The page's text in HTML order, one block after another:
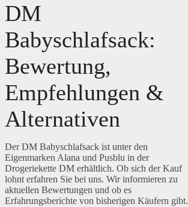
DM
Babyschlafsack:
Bewertung,
Empfehlungen &
Alternativen
Der DM Babyschlafsack ist unter den
Eigenmarken Alana und Pusblu in der
Drogeriekette DM erhältlich. Ob sich der Kauf
lohnt erfahren Sie bei uns. Wir informieren zu
aktuellen Bewertungen und ob es
Erfahrungsberichte von bisherigen Käufern gibt.